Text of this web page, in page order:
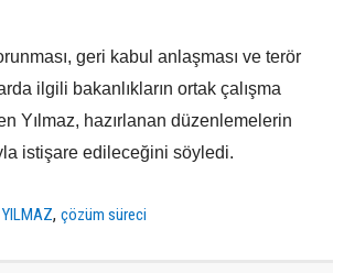
geri kabul anlaşması ve terör
ilgili bakanlıkların ortak çalışma
Yılmaz, hazırlanan düzenlemelerin
istişare edileceğini söyledi.
,çözüm süreci